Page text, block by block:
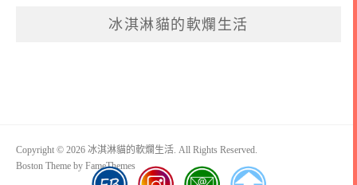
冰淇淋貓的軟爛生活
Copyright © 2026 冰淇淋貓的軟爛生活. All Rights Reserved.
Boston Theme by FameThemes